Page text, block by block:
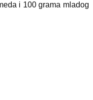
i 100 grama mladog